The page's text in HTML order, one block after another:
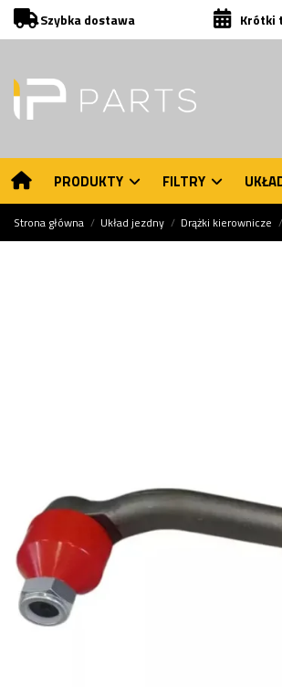
Szybka dostawa Krótki
PRODUKTY FILTRY
Strona główna Układ jezdny Drążki kierownicze